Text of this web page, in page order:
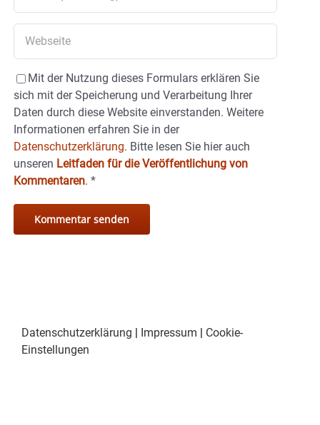
Mit der Nutzung dieses Formulars erklären Sie
sich mit der Speicherung und Verarbeitung Ihrer
Daten durch diese Website einverstanden. Weitere
Informationen erfahren Sie in der
Datenschutzerklärung. Bitte lesen Sie hier auch
unseren Leitfaden für die Veröffentlichung von
Kommentaren. *
Datenschutzerklärung | Impressum | Cookie-
Einstellungen